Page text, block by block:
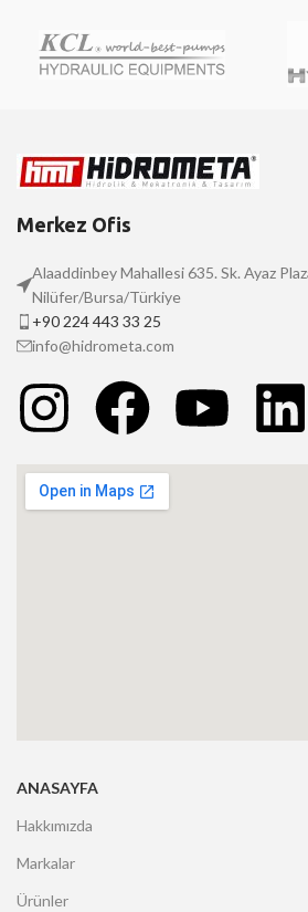
Merkez Ofis
Alaaddinbey Mahallesi 635. Sk. Ayaz
Nilüfer/Bursa/Türkiye
+90 224 443 33 25
info@hidrometa.com
ANASAYFA
Hakkımızda
Markalar
Ürünler